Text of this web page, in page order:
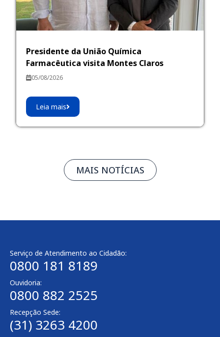
Presidente da União Química
Farmacêutica visita Montes Claros
05/08/2026
Leia mais
MAIS NOTÍCIAS
Serviço de Atendimento ao Cidadão:
0800 181 8189
Ouvidoria:
0800 882 2525
Recepção Sede:
(31) 3263 4200